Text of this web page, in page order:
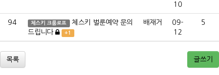
10
94 체스키 크룸로프
체스키 벌룬예약 문의
드립니다
+1
배재거
09-
12
5
목록 글쓰기